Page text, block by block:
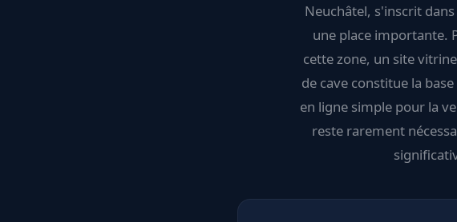
Neuchâtel, s'inscrit
une place importante.
cette zone, un site
de cave constitue la
en ligne simple pour la
reste rarement